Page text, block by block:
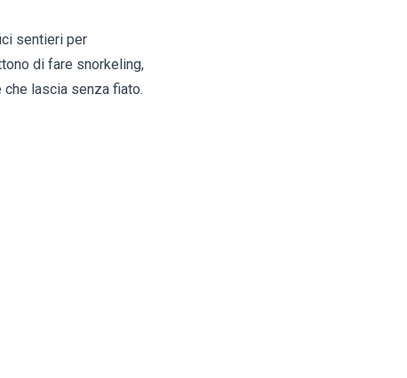
sentieri per
di fare snorkeling,
lascia senza fiato.